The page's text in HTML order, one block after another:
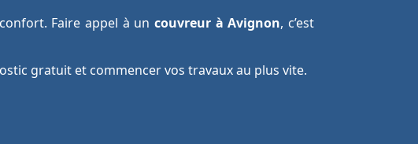
Faire appel à uncouvreur à Avignon, c’est
gratuit et commencer vos travaux au plus vite.